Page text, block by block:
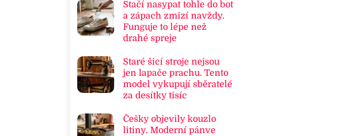
Stačí nasypat tohle do bot
a zápach zmizí navždy.
Funguje to lépe než
drahé spreje
Staré šicí stroje nejsou
jen lapače prachu. Tento
model vykupují sběratelé
za desítky tisíc
Češky objevily kouzlo
litiny. Moderní pánve